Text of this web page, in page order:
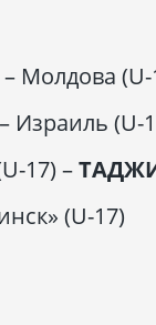
Молдова (U-
Израиль (U-
17) –
(U-17)